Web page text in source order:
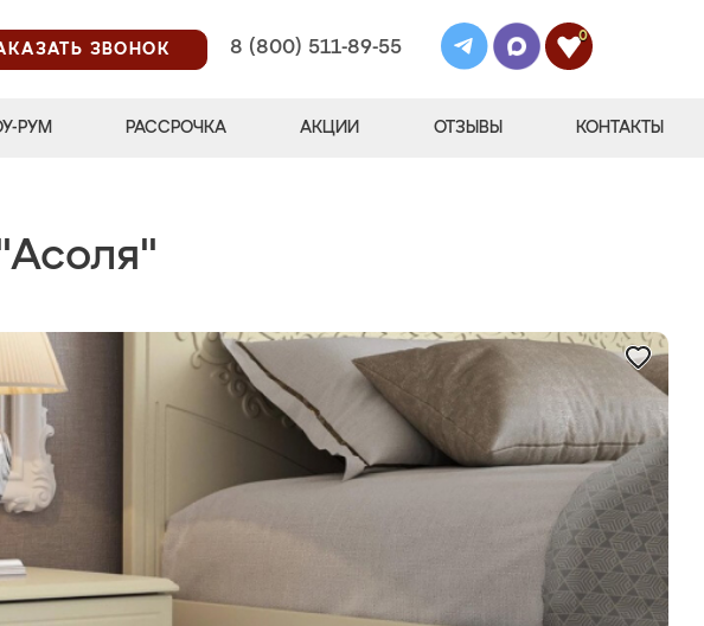
ЗВОНОК
8 (800) 511-89-55
0
РУМ РАССРОЧКА АКЦИИ ОТЗЫВЫ КОНТАКТЫ